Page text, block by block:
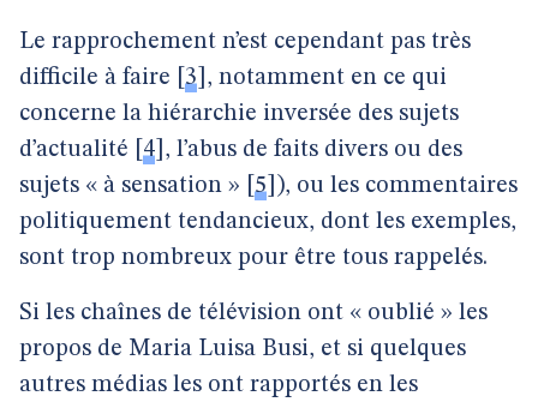
Le rapprochement n’est cependant pas très
difficile à faire
3 , notamment en ce qui
concerne la hiérarchie inversée des sujets
d’actualité
4 , l’abus de faits divers ou des
sujets « à sensation »
5 ), ou les commentaires
politiquement tendancieux, dont les exemples,
sont trop nombreux pour être tous rappelés.
Si les chaînes de télévision ont « oublié » les
propos de Maria Luisa Busi, et si quelques
autres médias les ont rapportés en les